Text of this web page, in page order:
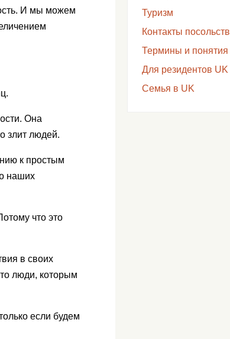
И мы можем
Она
злит людей.
к простым
наших
что это
в своих
люди, которым
если будем
Туризм
Контакты посольств
Термины и понятия
Для резидентов UK
Семья в UK